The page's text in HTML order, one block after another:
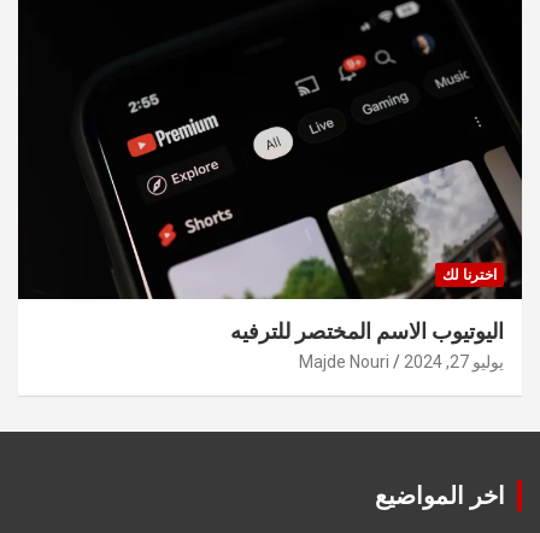
اخترنا لك
اليوتيوب الاسم المختصر للترفيه
يوليو 27, 2024 Majde Nouri
اخر المواضيع